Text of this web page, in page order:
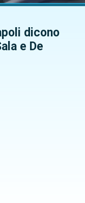
dicono
e De